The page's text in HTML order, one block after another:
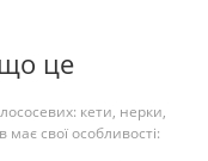
це
кети, нерки,
свої особливості: